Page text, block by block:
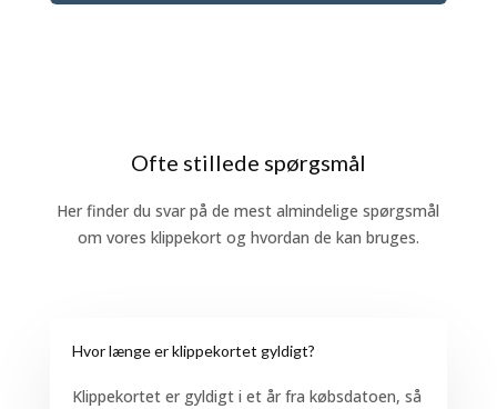
Ofte stillede spørgsmål
Her finder du svar på de mest almindelige spørgsmål
om vores klippekort og hvordan de kan bruges.
Hvor længe er klippekortet gyldigt?
Klippekortet er gyldigt i et år fra købsdatoen, så